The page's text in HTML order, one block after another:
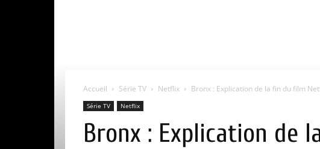
Accueil Série TV Netflix Bronx : Explication de la fin du film
Série TV Netflix
Bronx : Explication de